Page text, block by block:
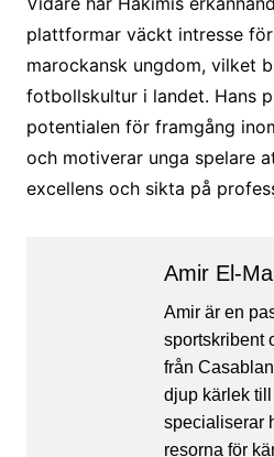
plattformar väckt intresse
marockansk ungdom, vilket
fotbollskultur i landet. Hans
potentialen för framgång
och motiverar unga spelare
excellens och sikta på
Amir El-
Amir är en
sportskribent
från
djup kärlek
specialiserar
resorna för